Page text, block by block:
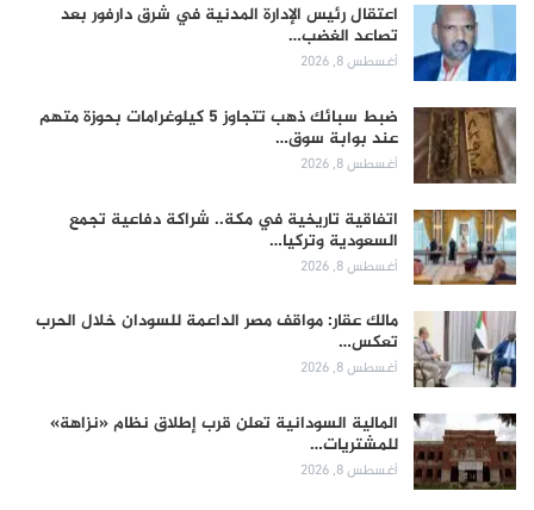
اعتقال رئيس الإدارة المدنية في شرق دارفور بعد
تصاعد الغضب…
أغسطس 8, 2026
ضبط سبائك ذهب تتجاوز 5 كيلوغرامات بحوزة متهم
عند بوابة سوق…
أغسطس 8, 2026
اتفاقية تاريخية في مكة.. شراكة دفاعية تجمع
السعودية وتركيا…
أغسطس 8, 2026
مالك عقار: مواقف مصر الداعمة للسودان خلال الحرب
تعكس…
أغسطس 8, 2026
المالية السودانية تعلن قرب إطلاق نظام «نزاهة»
للمشتريات…
أغسطس 8, 2026